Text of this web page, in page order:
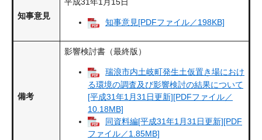
知事意見
平成31年1月15日
知事意見[PDFファイル／198KB]
備考
影響検討書（最終版）
瑞浪市内土岐町発生土仮置き場におけ
る環境の調査及び影響検討の結果について
[平成31年1月31日更新][PDFファイル／
10.18MB]
同資料編[平成31年1月31日更新][PDF
ファイル／1.85MB]